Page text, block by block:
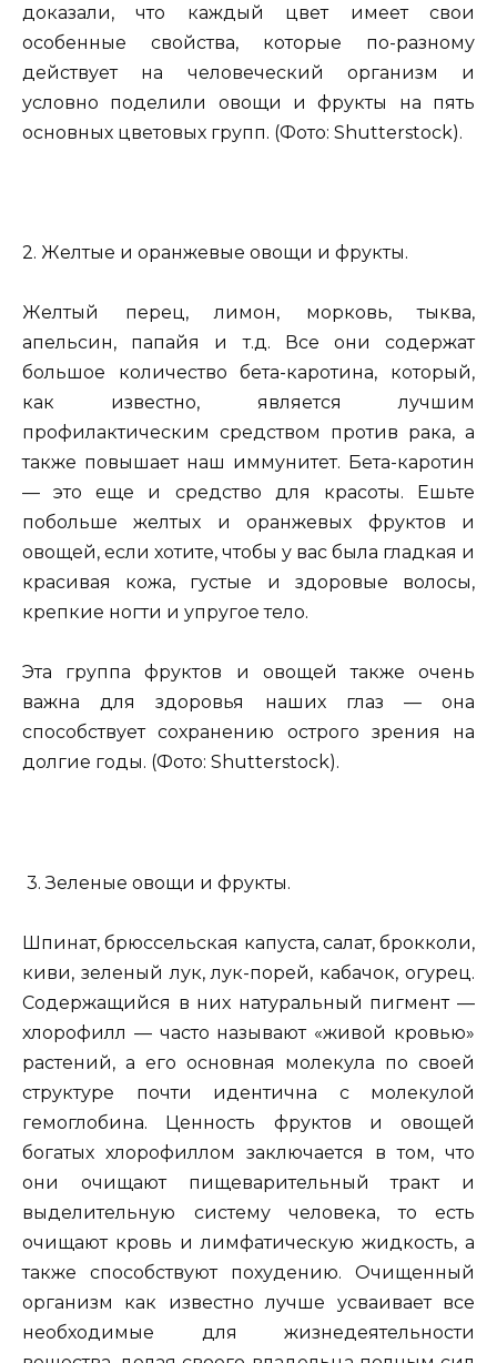
доказали, что каждый цвет имеет свои
особенные свойства, которые по-разному
действует на человеческий организм и
условно поделили овощи и фрукты на пять
основных цветовых групп. (Фото: Shutterstock).
2. Желтые и оранжевые овощи и фрукты.
Желтый перец, лимон, морковь, тыква,
апельсин, папайя и т.д. Все они содержат
большое количество бета-каротина, который,
как известно, является лучшим
профилактическим средством против рака, а
также повышает наш иммунитет. Бета-каротин
— это еще и средство для красоты. Ешьте
побольше желтых и оранжевых фруктов и
овощей, если хотите, чтобы у вас была гладкая и
красивая кожа, густые и здоровые волосы,
крепкие ногти и упругое тело.
Эта группа фруктов и овощей также очень
важна для здоровья наших глаз — она
способствует сохранению острого зрения на
долгие годы. (Фото: Shutterstock).
3. Зеленые овощи и фрукты.
Шпинат, брюссельская капуста, салат, брокколи,
киви, зеленый лук, лук-порей, кабачок, огурец.
Содержащийся в них натуральный пигмент —
хлорофилл — часто называют «живой кровью»
растений, а его основная молекула по своей
структуре почти идентична с молекулой
гемоглобина. Ценность фруктов и овощей
богатых хлорофиллом заключается в том, что
они очищают пищеварительный тракт и
выделительную систему человека, то есть
очищают кровь и лимфатическую жидкость, а
также способствуют похудению. Очищенный
организм как известно лучше усваивает все
необходимые для жизнедеятельности